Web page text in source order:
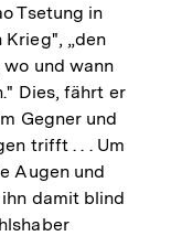
Tsetung in
Krieg", „den
wo und wann
Dies, fährt er
Gegner und
trifft . . . Um
Augen und
damit blind